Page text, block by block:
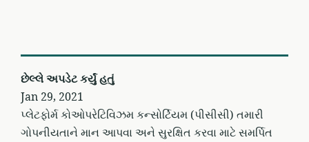
છેલ્લે અપડેટ કર્યું હતું
Jan 29, 2021
પ્લેટફોર્મ કોઓપરેટિવિઝમ કન્સોર્ટિયમ (પીસીસી) તમારી
ગોપનીયતાને માન આપવા અને સુરક્ષિત કરવા માટે સમર્પિત